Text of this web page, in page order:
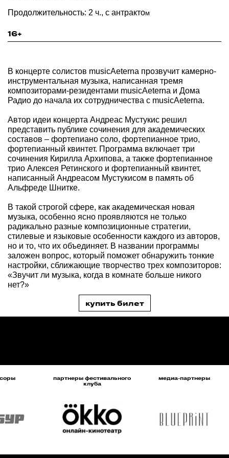
Продолжительность: 2 ч., с антрактом
16+
В концерте солистов musicAeterna прозвучит камерно-
инструментальная музыка, написанная тремя
композиторами-резидентами musicAeterna и Дома
Радио до начала их сотрудничества с musicAeterna.
Автор идеи концерта Андреас Мустукис решил
представить публике сочинения для академических
составов – фортепиано соло, фортепианное трио,
фортепианный квинтет. Программа включает три
сочинения Кирилла Архипова, а также фортепианное
трио Алексея Ретинского и фортепианный квинтет,
написанный Андреасом Мустукисом в память об
Альфреде Шнитке.
В такой строгой сфере, как академическая новая
музыка, особенно ясно проявляются не только
радикально разные композиционные стратегии,
стилевые и языковые особенности каждого из авторов,
но и то, что их объединяет. В названии программы
заложен вопрос, который поможет обнаружить тонкие
настройки, сближающие творчество трех композиторов:
«Звучит ли музыка, когда в комнате больше никого
нет?»
купить билет
партнеры фестивального
клуба
медиа-партнеры